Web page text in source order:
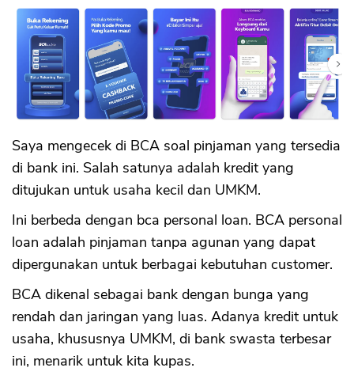
Saya mengecek di BCA soal pinjaman yang tersedia
di bank ini. Salah satunya adalah kredit yang
ditujukan untuk usaha kecil dan UMKM.
Ini berbeda dengan bca personal loan. BCA personal
loan adalah pinjaman tanpa agunan yang dapat
dipergunakan untuk berbagai kebutuhan customer.
BCA dikenal sebagai bank dengan bunga yang
rendah dan jaringan yang luas. Adanya kredit untuk
usaha, khususnya UMKM, di bank swasta terbesar
ini, menarik untuk kita kupas.